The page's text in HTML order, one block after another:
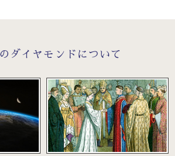
ダイヤモンドについて